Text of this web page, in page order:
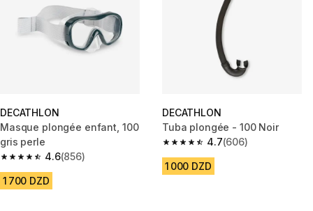
DECATHLON
Masque plongée enfant, 100
gris perle
4.6
4.6 out of 5 stars from 856 reviews
(856)
1 700 DZD
DECATHLON
Tuba plongée - 100 Noir
4.7
4.7 out of 5 stars from 606
(606)
1 000 DZD